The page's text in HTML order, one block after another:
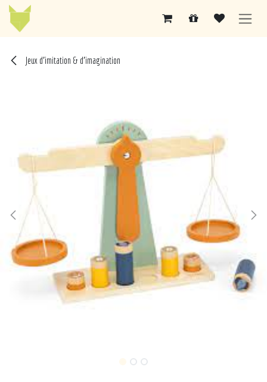
Se rendre au contenu
Jeux d'imitation & d'imagination